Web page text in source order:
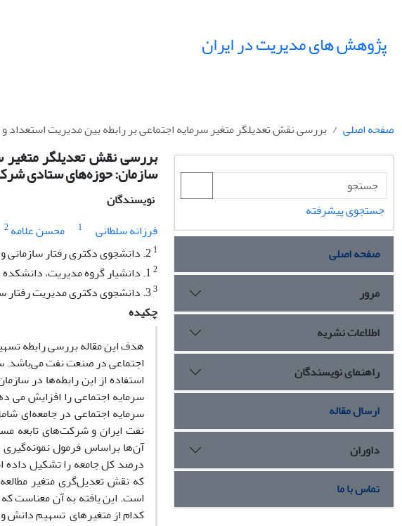
پژوهش های مدیریت در ایران
صفحه اصلی بررسی نقش تعدیلگر متغیر سرمایه اجتماعی بر رابطه بین مدیریت
بررسی نقش تعدیلگر متغیر
سازمان: حوزه‌های ستادی
نویسندگان
فرزانه سلطانی
1 محسن علامه2
1
2
3
چکیده
هدف این مقاله بررسی رابطه
اجتماعی در صنعت نفت می‌باشد.
استفاده از این رابطه‌ها در
سرمایه اجتماعی را افزایش
درصد کل جامعه را تشکیل داده
که نقش تعدیل‌گری متغیر
است. این یافته به آن معناست
کدام از متغیرهای تسهیم دانش
جستجوی پیشرفته
صفحه اصلی
مرور
اطلاعات نشریه
راهنمای نویسندگان
ارسال مقاله
داوران
تماس با ما